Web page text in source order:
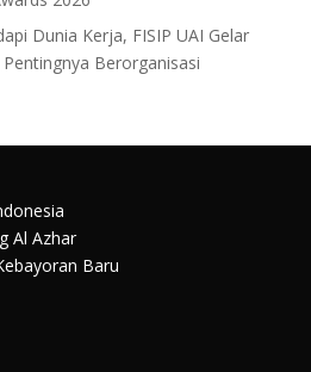
Dunia Kerja, FISIP UAI Gelar
Berorganisasi
Al Azhar
Baru